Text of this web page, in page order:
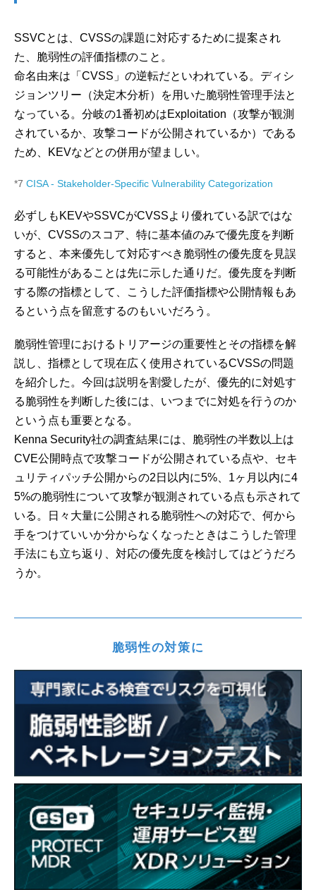
SSVCとは、CVSSの課題に対応するために提案され
た、脆弱性の評価指標のこと。
命名由来は「CVSS」の逆転だといわれている。ディシ
ジョンツリー（決定木分析）を用いた脆弱性管理手法と
なっている。分岐の1番初めはExploitation（攻撃が観測
されているか、攻撃コードが公開されているか）である
ため、KEVなどとの併用が望ましい。
*7 CISA - Stakeholder-Specific Vulnerability Categorization
必ずしもKEVやSSVCがCVSSより優れている訳ではな
いが、CVSSのスコア、特に基本値のみで優先度を判断
すると、本来優先して対応すべき脆弱性の優先度を見誤
る可能性があることは先に示した通りだ。優先度を判断
する際の指標として、こうした評価指標や公開情報もあ
るという点を留意するのもいいだろう。
脆弱性管理におけるトリアージの重要性とその指標を解
説し、指標として現在広く使用されているCVSSの問題
を紹介した。今回は説明を割愛したが、優先的に対処す
る脆弱性を判断した後には、いつまでに対処を行うのか
という点も重要となる。
Kenna Security社の調査結果には、脆弱性の半数以上は
CVE公開時点で攻撃コードが公開されている点や、セキ
ュリティパッチ公開からの2日以内に5%、1ヶ月以内に4
5%の脆弱性について攻撃が観測されている点も示されて
いる。日々大量に公開される脆弱性への対応で、何から
手をつけていいか分からなくなったときはこうした管理
手法にも立ち返り、対応の優先度を検討してはどうだろ
うか。
脆弱性の対策に